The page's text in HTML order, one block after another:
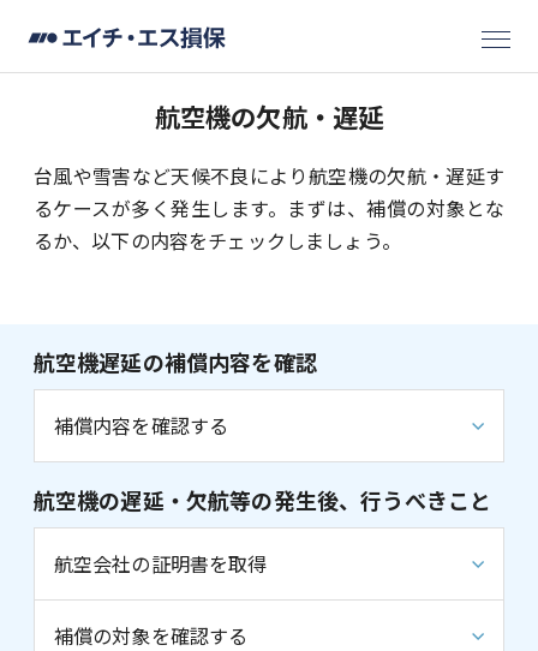
航空機の欠航・遅延
台風や雪害など天候不良により航空機の欠航・遅延す
るケースが多く発生します。まずは、補償の対象とな
るか、以下の内容をチェックしましょう。
航空機遅延の補償内容を確認
補償内容を確認する
航空機の遅延・欠航等の発生後、行うべきこと
航空会社の証明書を取得
補償の対象を確認する